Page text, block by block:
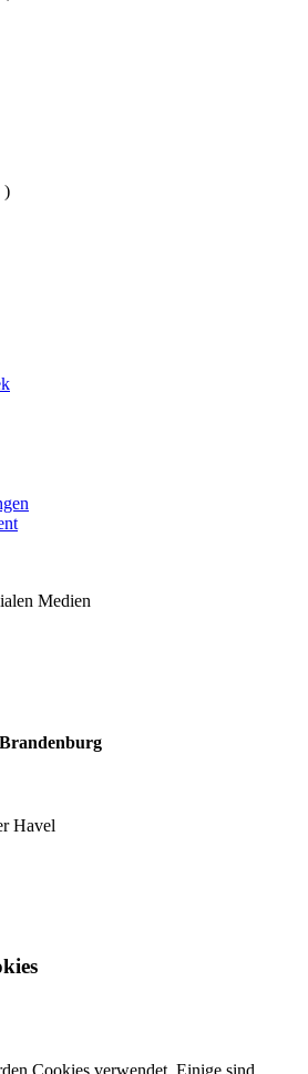
)
Medien
Havel